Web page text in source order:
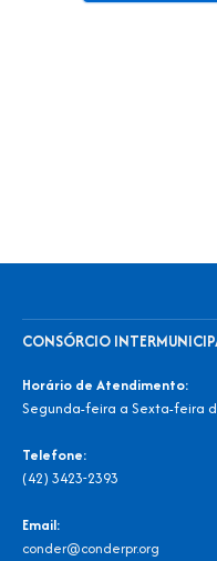
CONSÓRCIO
Horário de Atendimento:
Segunda-feira a Sexta-feira
Telefone:
(42) 3423-2393
Email:
conder@conderpr.org